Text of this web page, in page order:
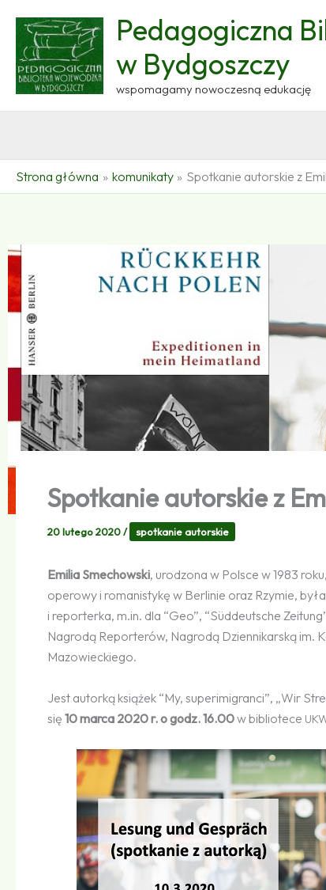
treści
Pedagogiczna
w Bydgoszczy
wspomagamy nowoczesną edukację
Strona główna komunikaty Spotkanie autorskie z
Spotkanie autorskie z
20 lutego 2020/ spotkanie autorskie
Emilia Smechowski, urodzona w Polsce w 1983
operowy i romanistykę w Berlinie oraz Rzymie,
i reporterka, m.in. dla “Geo”, “Süddeutsche
Nagrodą Reporterów, Nagrodą Dziennikarską im.
Mazowieckiego.
Jest autorką książek “My, superimigranci”, „Wir
się 10 marca 2020 r. o godz. 16.00w bibliotece